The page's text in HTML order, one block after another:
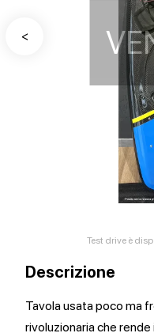
<
Test drive è
Descrizione
Tavola usata poco ma
rivoluzionaria che